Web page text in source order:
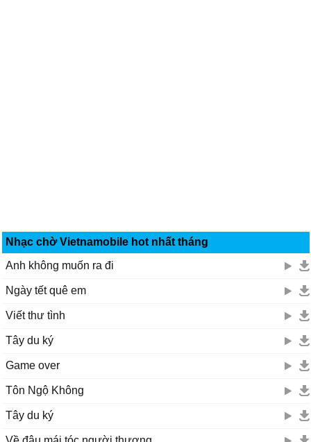
Nhạc chờ Vietnamobile hot nhất tháng
Anh không muốn ra đi
Ngày tết quê em
Viết thư tình
Tây du ký
Game over
Tôn Ngộ Không
Tây du ký